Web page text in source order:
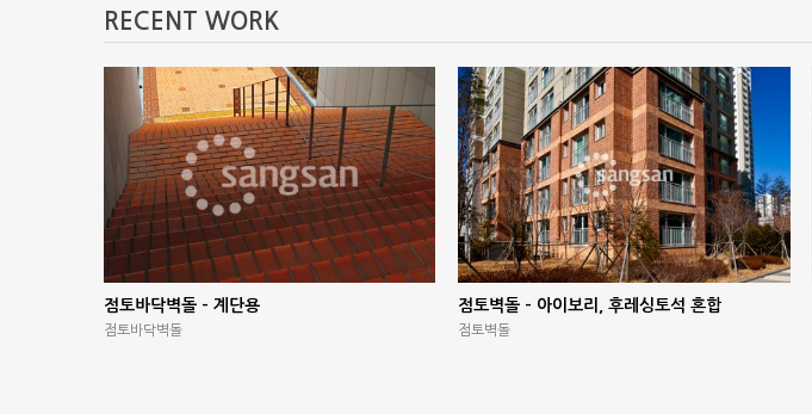
RECENT WORK
점토바닥벽돌 – 계단용
점토바닥벽돌
점토벽돌 – 아이보리, 후레싱토석 혼합
점토벽돌